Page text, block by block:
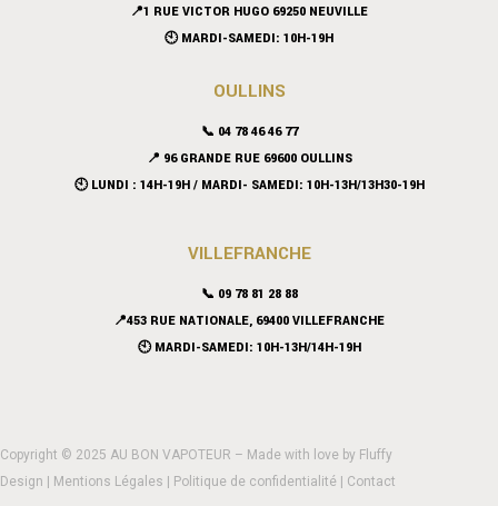
📍1 RUE VICTOR HUGO 69250 NEUVILLE
🕙 MARDI-SAMEDI: 10H-19H
OULLINS
📞 04 78 46 46 77
📍 96 GRANDE RUE 69600 OULLINS
🕙 LUNDI : 14H-19H / MARDI- SAMEDI: 10H-13H/13H30-19H
VILLEFRANCHE
📞 09 78 81 28 88
📍453 RUE NATIONALE, 69400 VILLEFRANCHE
🕙 MARDI-SAMEDI: 10H-13H/14H-19H
Copyright © 2025 AU BON VAPOTEUR – Made with love by Fluffy
Design | Mentions Légales | Politique de confidentialité | Contact